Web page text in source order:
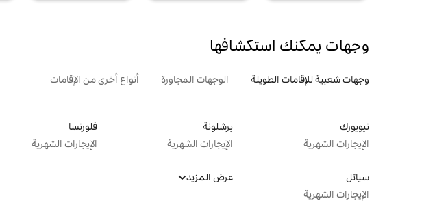
وجهات يمكنك استكشافها
وجهات شعبية للإقامات الطويلة الوجهات المجاورة أنواع أخرى من الإقامات
نيويورك
الإيجارات الشهرية
برشلونة
الإيجارات الشهرية
فلورنسا
الإيجارات الشهرية
سياتل
الإيجارات الشهرية
عرض المزيد